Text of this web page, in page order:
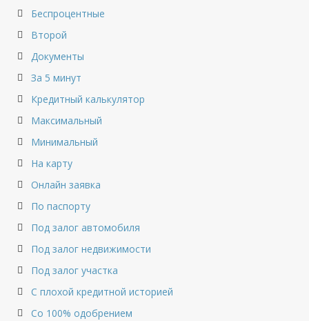
Беспроцентные
Второй
Документы
За 5 минут
Кредитный калькулятор
Максимальный
Минимальный
На карту
Онлайн заявка
По паспорту
Под залог автомобиля
Под залог недвижимости
Под залог участка
С плохой кредитной историей
Со 100% одобрением